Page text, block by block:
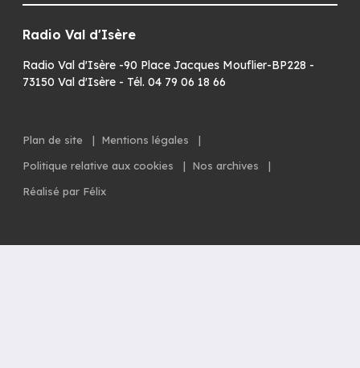
Radio Val d'Isère
Radio Val d'Isère -90 Place Jacques Mouflier-BP228 -
73150 Val d'Isère - Tél. 04 79 06 18 66
Plan de site | Mentions légales
|
Politique relative aux cookies
| Nos archives
|
Réalisé par Félix